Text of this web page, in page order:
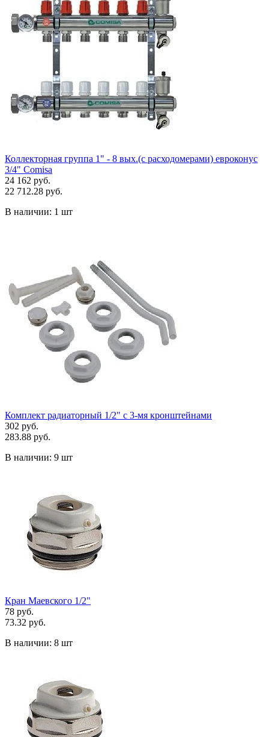
Коллекторная группа 1" - 8 вых.(с расходомерами) евроконус
3/4" Comisa
24 162 руб.
22 712.28 руб.
В наличии: 1 шт
Комплект радиаторный 1/2" с 3-мя кронштейнами
302 руб.
283.88 руб.
В наличии: 9 шт
Кран Маевского 1/2"
78 руб.
73.32 руб.
В наличии: 8 шт